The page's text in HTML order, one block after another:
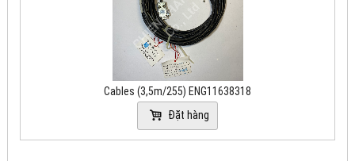
Cables (3,5m/255) ENG11638318
Đặt hàng